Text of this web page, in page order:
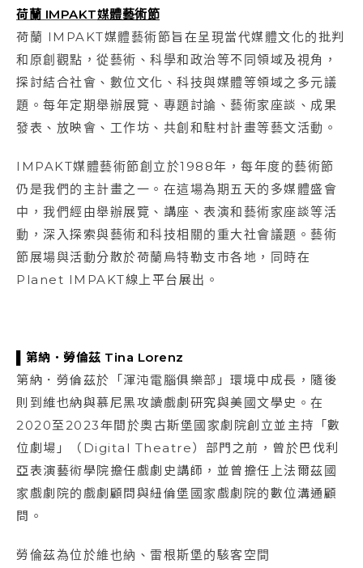
荷蘭 IMPAKT媒體藝術節
荷蘭 IMPAKT媒體藝術節旨在呈現當代媒體文化的批判
和原創觀點，從藝術、科學和政治等不同領域及視角，
探討結合社會、數位文化、科技與媒體等領域之多元議
題。每年定期舉辦展覽、專題討論、藝術家座談、成果
發表、放映會、工作坊、共創和駐村計畫等藝文活動。
IMPAKT媒體藝術節創立於1988年，每年度的藝術節
仍是我們的主計畫之一。在這場為期五天的多媒體盛會
中，我們經由舉辦展覽、講座、表演和藝術家座談等活
動，深入探索與藝術和科技相關的重大社會議題。藝術
節展場與活動分散於荷蘭烏特勒支市各地，同時在
Planet IMPAKT線上平台展出。
▌第納．勞倫茲 Tina Lorenz
第納．勞倫茲於「渾沌電腦俱樂部」環境中成長，隨後
則到維也納與慕尼黑攻讀戲劇研究與美國文學史。在
2020至2023年間於奧古斯堡國家劇院創立並主持「數
位劇場」（Digital Theatre）部門之前，曾於巴伐利
亞表演藝術學院擔任戲劇史講師，並曾擔任上法爾茲國
家戲劇院的戲劇顧問與紐倫堡國家戲劇院的數位溝通顧
問。
勞倫茲為位於維也納、雷根斯堡的駭客空間